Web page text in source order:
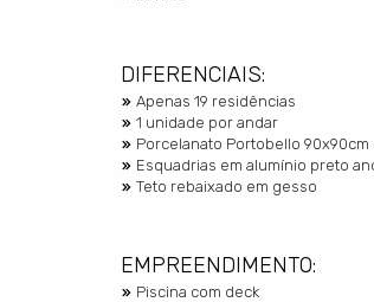
DIFERENCIAIS:
Apenas 19 residências
1 unidade por andar
Porcelanato Portobello
Esquadrias em alumínio preto
Teto rebaixado em gesso
EMPREENDIMENTO:
Piscina com deck